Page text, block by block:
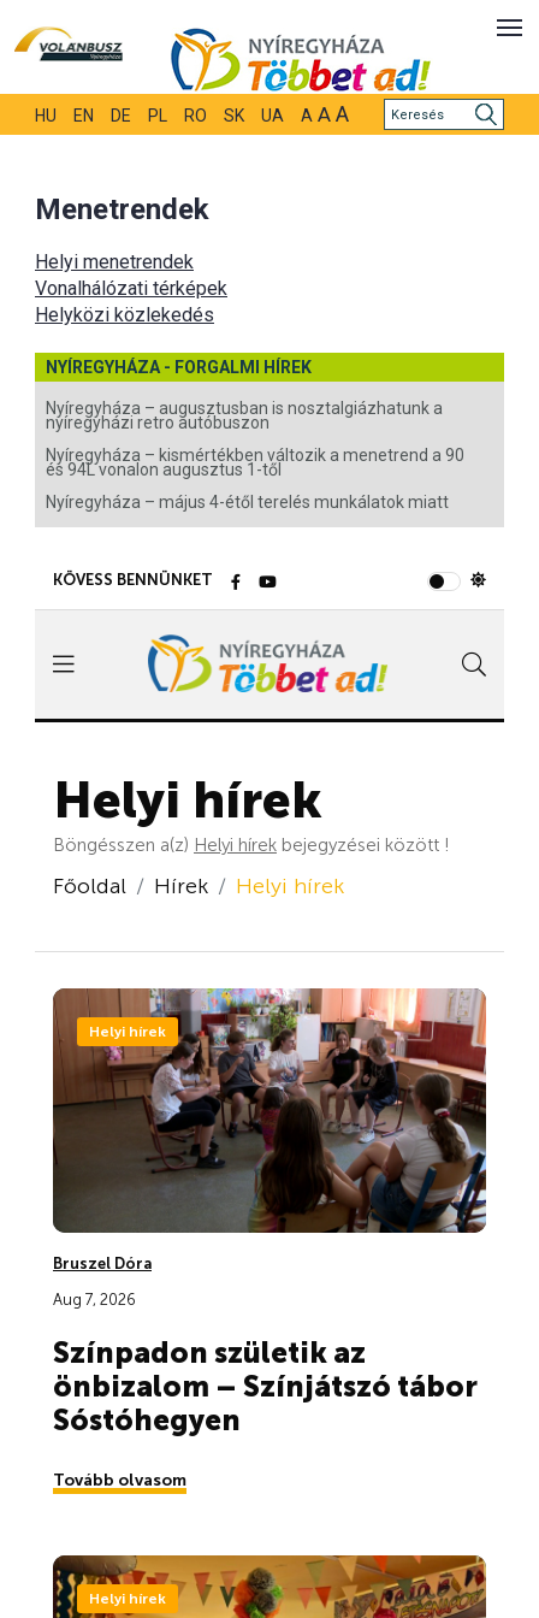
HU EN DE PL RO SK UA A A A
Menetrendek
Helyi menetrendek
Vonalhálózati térképek
Helyközi közlekedés
NYÍREGYHÁZA - FORGALMI HÍREK
Nyíregyháza – augusztusban is nosztalgiázhatunk a
nyíregyházi retro autóbuszon
Nyíregyháza – kismértékben változik a menetrend a 90
és 94L vonalon augusztus 1-től
Nyíregyháza – május 4-étől terelés munkálatok miatt